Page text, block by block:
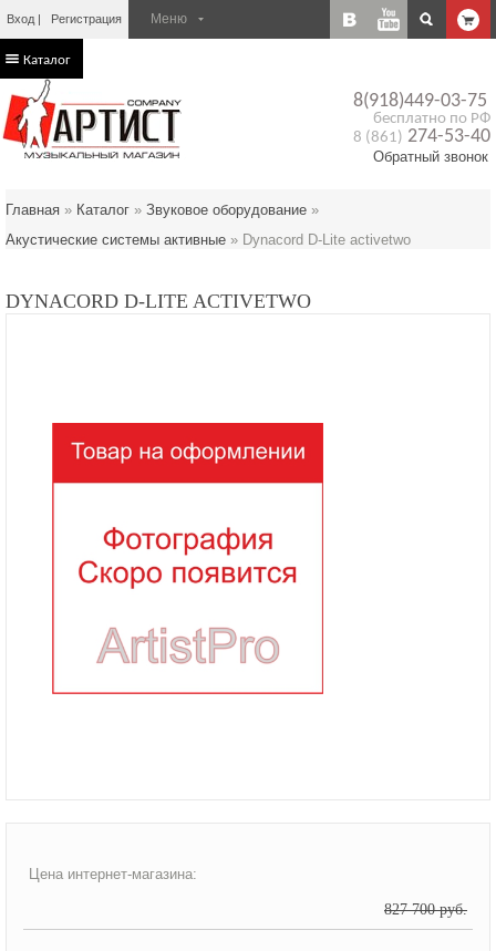
Вход Регистрация
8(918)449-03-75
бесплатно по РФ
8 (861) 274-53-40
Обратный звонок
Каталог
Главная » Каталог » Звуковое оборудование »
Акустические системы активные » Dynacord D-Lite activetwo
DYNACORD D-LITE ACTIVETWO
Цена интернет-магазина:
827 700 руб.